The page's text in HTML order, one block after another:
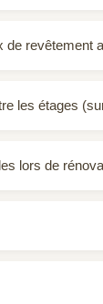
de revêtement
les étages
lors de